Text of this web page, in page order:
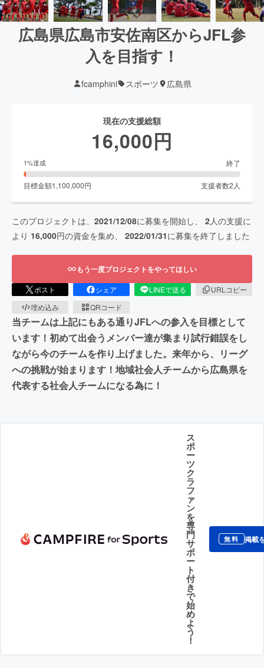
広島県広島市安佐南区からJFL参
入を目指す！
fcamphini スポーツ 広島県
現在の支援総額
16,000円
1%達成 終了
目標金額1,100,000円 支援者数2 人
このプロジェクトは、 2021/12/08に募集を開始し、 2人の支援に
より 16,000円の資金を集め、 2022/01/31に募集を終了しました
もう一度プロジェクトをやってほしい
ポスト シェア LINEで送る
URLコピー
埋め込み
QRコード
当チームは上記にもある通りJFLへの参入を目標として
います！初めて出会うメンバー達が集まり試行錯誤をし
ながら今のチームを作り上げました。来年から、リーグ
への挑戦が始まります！地域社会人チームから広島県を
代表する社会人チームになる為に！
ス
ポ
ー
ツ
ク
ラ
フ
ァ
ン
を
専
門
サ
ポ
ー
ト
付
き
で
始
め
よ
う
！
無料 掲載